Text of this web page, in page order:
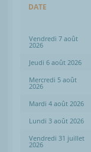
DATE
Vendredi 7 août
2026
Jeudi 6 août 2026
Mercredi 5 août
2026
Mardi 4 août 2026
Lundi 3 août 2026
Vendredi 31 juillet
2026